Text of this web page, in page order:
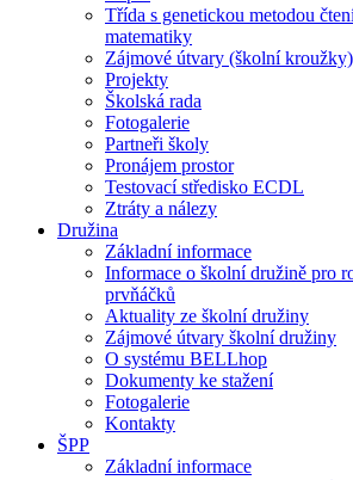
Třída s genetickou metodou
matematiky
Zájmové útvary (školní kroužky)
Projekty
Školská rada
Fotogalerie
Partneři školy
Pronájem prostor
Testovací středisko ECDL
Ztráty a nálezy
Družina
Základní informace
Informace o školní družině pro
prvňáčků
Aktuality ze školní družiny
Zájmové útvary školní družiny
O systému BELLhop
Dokumenty ke stažení
Fotogalerie
Kontakty
ŠPP
Základní informace